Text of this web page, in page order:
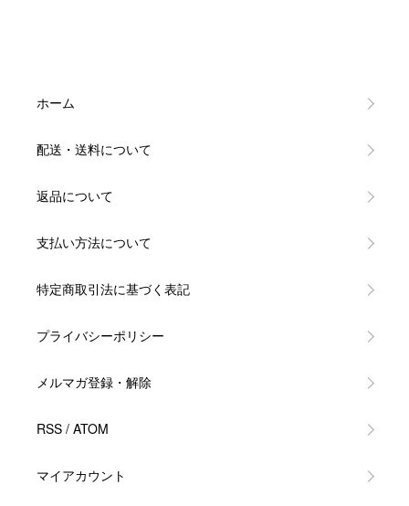
ホーム
配送・送料について
返品について
支払い方法について
特定商取引法に基づく表記
プライバシーポリシー
メルマガ登録・解除
RSS / ATOM
マイアカウント